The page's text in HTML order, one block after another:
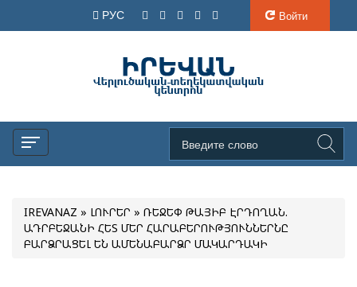
РУС Войти
IREVANAZ » ԼՈՒՐԵՐ » ՌԵՋԵՓ ԹԱՅԻԲ ԷՐԴՈՂԱՆ.
ԱԴՐԲԵՋԱՆԻ ՀԵՏ ՄԵՐ ՀԱՐԱԲԵՐՈՒԹՅՈՒՆՆԵՐՆԸ
ԲԱՐՁՐԱՑԵԼ ԵՆ ԱՄԵՆԱԲԱՐՁՐ ՄԱԿԱՐԴԱԿԻ